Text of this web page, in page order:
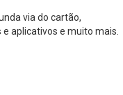
via do cartão,
aplicativos e muito mais.